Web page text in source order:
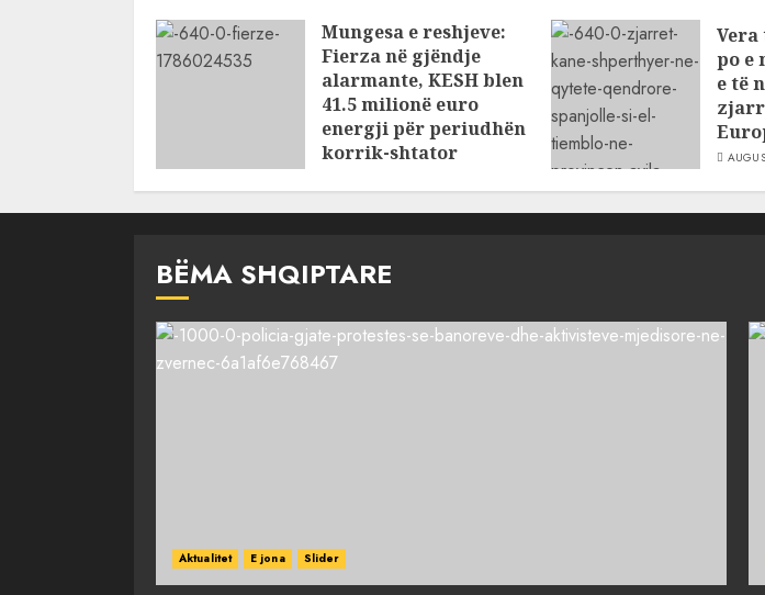
AUGUST 6, 2026
Mungesa e reshjeve:
Fierza në gjëndje
alarmante, KESH blen
41.5 milionë euro
energji për periudhën
korrik-shtator
po e
e të
BËMA SHQIPTARE
Aktualitet E jona Slider